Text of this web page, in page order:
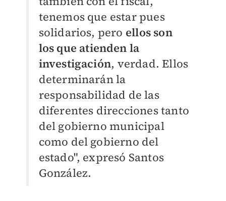
tenemos que estar pues
solidarios, pero ellos son
los que atienden la
investigación, verdad. Ellos
determinarán la
responsabilidad de las
diferentes direcciones tanto
del gobierno municipal
como del gobierno del
estado", expresó Santos
González.